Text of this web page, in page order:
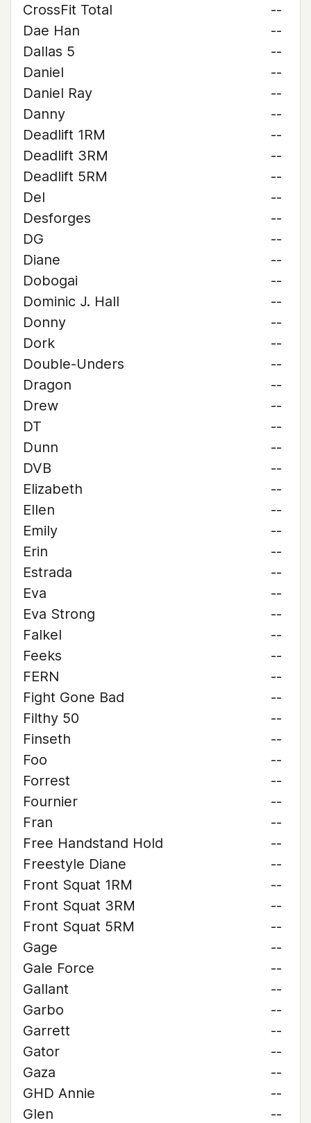
CrossFit Total
--
Dae Han
--
Dallas 5
--
Daniel
--
Daniel Ray
--
Danny
--
Deadlift 1RM
--
Deadlift 3RM
--
Deadlift 5RM
--
Del
--
Desforges
--
DG
--
Diane
--
Dobogai
--
Dominic J. Hall
--
Donny
--
Dork
--
Double-Unders
--
Dragon
--
Drew
--
DT
--
Dunn
--
DVB
--
Elizabeth
--
Ellen
--
Emily
--
Erin
--
Estrada
--
Eva
--
Eva Strong
--
Falkel
--
Feeks
--
FERN
--
Fight Gone Bad
--
Filthy 50
--
Finseth
--
Foo
--
Forrest
--
Fournier
--
Fran
--
Free Handstand Hold
--
Freestyle Diane
--
Front Squat 1RM
--
Front Squat 3RM
--
Front Squat 5RM
--
Gage
--
Gale Force
--
Gallant
--
Garbo
--
Garrett
--
Gator
--
Gaza
--
GHD Annie
--
Glen
--